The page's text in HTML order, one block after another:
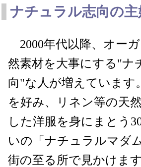
ナチュラル志向の
2000年代以降、オー
然素材を大事にする"ナ
向"な人が増えています
を好み、リネン等の天
した洋服を身にまとう
いの「ナチュラルマダ
街の至る所で見かけま